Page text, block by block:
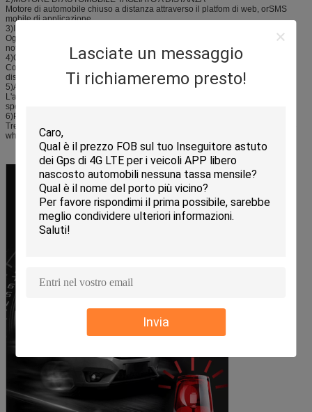
Lasciate un messaggio
Ti richiameremo presto!
Invia
Motore di automobile chiuso a distanza attraverso il platfom di web, orSMS
mobile di applicazione
3)INDIVIDUI LO STATO DI CRNA
Ogni volta che i tum di igntion dell'automobile sopra, voi wi ricevono un
notication
4)CONFIGURAZIONE DI SMS
Configuri il dispositivo da SMS anche che state restando migliaia di miglia di
distanza
5)ALLARMI MULTIPLI
L'allarme istantaneo per le eccedenze ha orinato. il Geo-recinto, panding
spegne, ore strworking di ido
6)POSIZIONE DELLA PISTA DA WEB APP, SMS
Tre metodi vi aiutano a conoscerlo posizione dell'automobile ogni volta che e
whereve